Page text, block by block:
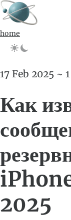
home
17 Feb 2025 ~
Как
2025